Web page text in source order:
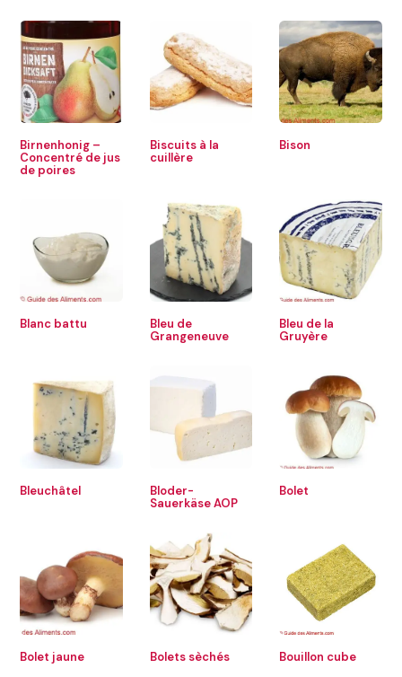
Birnenhonig –
Concentré de jus
de poires
Biscuits à la
cuillère
Bison
Blanc battu
Bleu de
Grangeneuve
Bleu de la
Gruyère
Bleuchâtel
Bloder-
Sauerkäse AOP
Bolet
Bolet jaune Bolets sèchés Bouillon cube